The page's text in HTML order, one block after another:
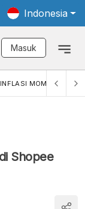
Indonesia
Masuk
INFLASI MOM (MAR)
Shopee